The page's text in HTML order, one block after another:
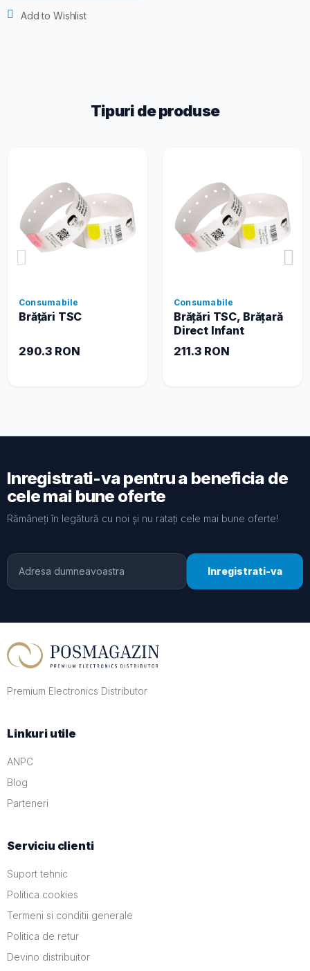
Add to Wishlist
Tipuri de produse
Consumabile
Brățări TSC
290.3 RON
Consumabile
Brățări TSC, Brățară
Direct Infant
211.3 RON
Inregistrati-va pentru a beneficia de
cele mai bune oferte
Rămâneți în legătură cu noi și nu ratați cele mai bune oferte!
Inregistrati-va
Premium Electronics Distributor
Linkuri utile
ANPC
Blog
Parteneri
Serviciu clienti
Suport tehnic
Politica cookies
Termeni si conditii generale
Politica de retur
Devino distribuitor